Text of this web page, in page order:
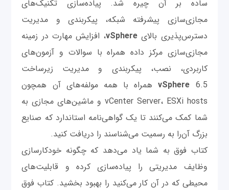
ساده بر آن چیره شد. پیاده‌سازی تکنیک‌های
مجازی‌سازی پیشرفته شبکه، پیکربندی و مدیریت
دسترس‌پذیری بالای vSphere، افزایش مهارت‌ در زمینه
مجازی‌سازی مرکز داده همراه با سوالات و آزمون‌های
کاربردی، نصب، پیکربندی و مدیریت زیرساخت
vSphere6.5 همراه با همه مولفه‌های آن همچون
vCenter Server، ESXi hosts و ماشین‌های مجازی به
شما کمک می‌کنند تا یک گواهی‌نامه استاندارد که صنایع
بزرگ آن‌را به رسمیت می‌شناسند را دریافت کنید.
کتاب فوق به شما یاد می‌دهد که چگونه خودکار‌سازی
وظایف مدیریتی را پیاده‌سازی کرده و قابلیت‌های
محیطی که در آن کار می‌کنید را بهبود بخشید. کتاب فوق